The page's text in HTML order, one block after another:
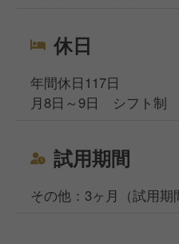
休日
年間休日117日
月8日～9日 シフト制
試用期間
その他：3ヶ月（試用期